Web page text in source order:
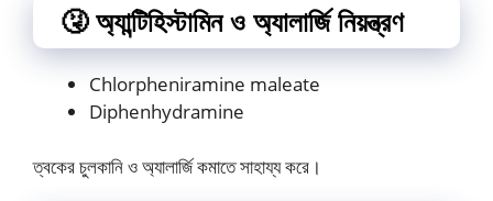
🤧 অ্যান্টিহিস্টামিন ও অ্যালার্জি নিয়ন্ত্রণ
Chlorpheniramine maleate
Diphenhydramine
ত্বকের চুলকানি ও অ্যালার্জি কমাতে সাহায্য করে।